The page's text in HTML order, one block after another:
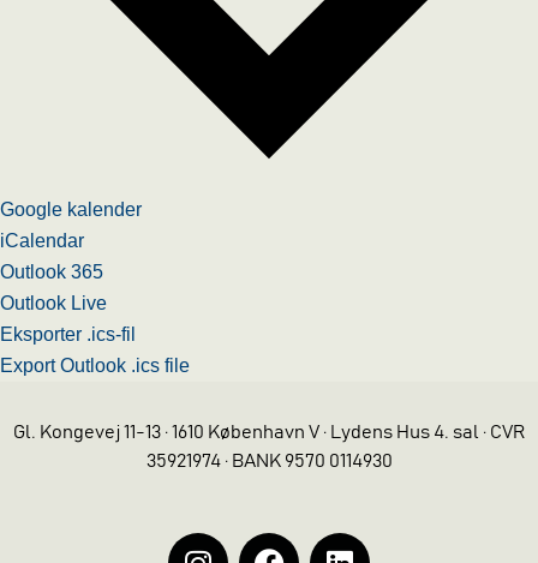
Google kalender
iCalendar
Outlook 365
Outlook Live
Eksporter .ics-fil
Export Outlook .ics file
Gl. Kongevej 11-13 · 1610 København V · Lydens Hus 4. sal · CVR
35921974 · BANK 9570 0114930